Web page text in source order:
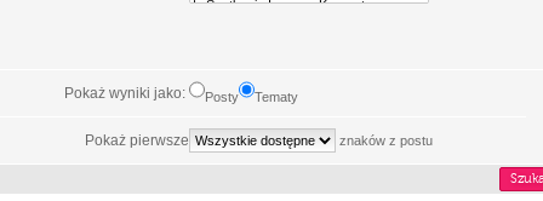
Pokaż wyniki jako: Posty Tematy
Pokaż pierwsze znaków z postu